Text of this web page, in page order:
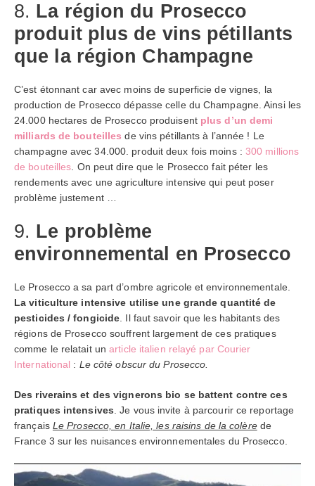
8. La région du Prosecco
produit plus de vins pétillants
que la région Champagne
C’est étonnant car avec moins de superficie de vignes, la
production de Prosecco dépasse celle du Champagne. Ainsi les
24.000 hectares de Prosecco produisent plus d’un demi
milliards de bouteilles de vins pétillants à l’année ! Le
champagne avec 34.000. produit deux fois moins : 300 millions
de bouteilles. On peut dire que le Prosecco fait péter les
rendements avec une agriculture intensive qui peut poser
problème justement …
9. Le problème
environnemental en Prosecco
Le Prosecco a sa part d’ombre agricole et environnementale.
La viticulture intensive utilise une grande quantité de
pesticides / fongicide. Il faut savoir que les habitants des
régions de Prosecco souffrent largement de ces pratiques
comme le relatait unarticle italien relayé par Courier
International : Le côté obscur du Prosecco.
Des riverains et des vignerons bio se battent contre ces
pratiques intensives. Je vous invite à parcourir ce reportage
français Le Prosecco, en Italie, les raisins de la colèrede
France 3 sur les nuisances environnementales du Prosecco.